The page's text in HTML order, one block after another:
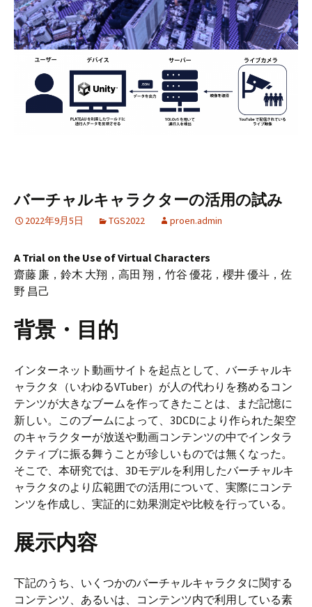
バーチャルキャラクターの活用の試み
2022年9月5日 TGS2022 proen.admin
A Trial on the Use of Virtual Characters
齋藤 廉，鈴木 大翔，高田 翔，竹谷 優花，櫻井 優斗，佐
野 昌己
背景・目的
インターネット動画サイトを起点として、バーチャルキ
ャラクタ（いわゆるVTuber）が人の代わりを務めるコン
テンツが大きなブームを作ってきたことは、まだ記憶に
新しい。このブームによって、3DCDにより作られた架空
のキャラクターが放送や動画コンテンツの中でインタラ
クティブに振る舞うことが珍しいものでは無くなった。
そこで、本研究では、3Dモデルを利用したバーチャルキ
ャラクタのより広範囲での活用について、実際にコンテ
ンツを作成し、実証的に効果測定や比較を行っている。
展示内容
下記のうち、いくつかのバーチャルキャラクタに関する
コンテンツ、あるいは、コンテンツ内で利用している素